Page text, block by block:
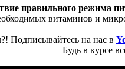
правильного режима
витаминов и
Подписывайтесь на нас в
Будь в курсе